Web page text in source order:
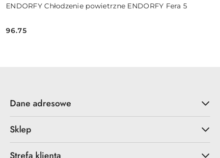
ENDORFY Chłodzenie powietrzne ENDORFY Fera 5
Cena:
96.75
Dane adresowe
Sklep